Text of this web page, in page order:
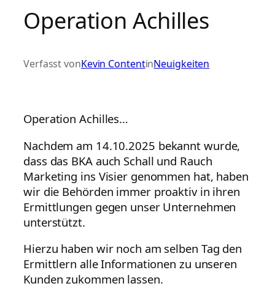
Operation Achilles
Verfasst vonKevin ContentinNeuigkeiten
Operation Achilles…
Nachdem am 14.10.2025 bekannt wurde,
dass das BKA auch Schall und Rauch
Marketing ins Visier genommen hat, haben
wir die Behörden immer proaktiv in ihren
Ermittlungen gegen unser Unternehmen
unterstützt.
Hierzu haben wir noch am selben Tag den
Ermittlern alle Informationen zu unseren
Kunden zukommen lassen.